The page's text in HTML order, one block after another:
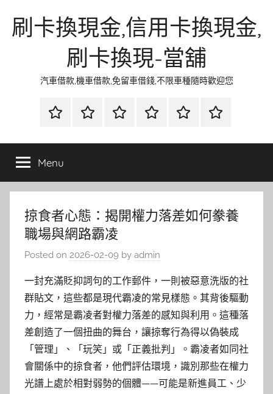
刷卡換現金,信用卡換現金,
刷卡換現-當舖
汽車借款,機車借款,免留車借錢,不限車種隨時歡迎您
首
當
金
網
資
流
時
環
清
聯
徵
Menu
掠食者心態：揭開權力落差如何豢養
職場與網路霸凌
Posted on 2026-02-09 by admin
一封充滿貶抑詞句的工作郵件，一則被惡意洗版的社
群貼文，這些都是現代霸凌的常見樣態。其背後驅動
力，經常是霸凌者對權力落差的感知與利用。這種落
差創造了一個扭曲的舞台，讓掠奪行為得以偽裝成
「管理」、「玩笑」或「正義批判」。霸凌者如同社
會關係中的掠食者，他們評估環境，識別那些在權力
光譜上處於相對弱勢的個體——可能是新進員工、少